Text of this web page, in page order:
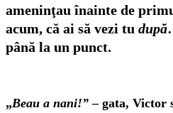
ameninţau înainte de
acum, că ai să vezi tu după
până la un punct.
„Beau a nani!” – gata, Victor